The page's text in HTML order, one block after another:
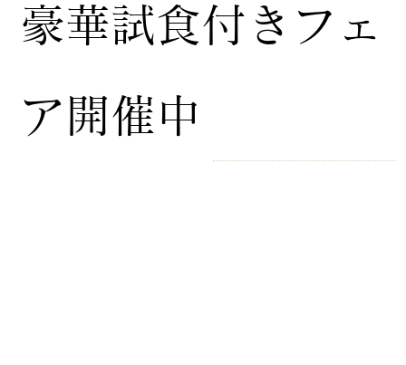
豪華試食付きフェ
ア開催中